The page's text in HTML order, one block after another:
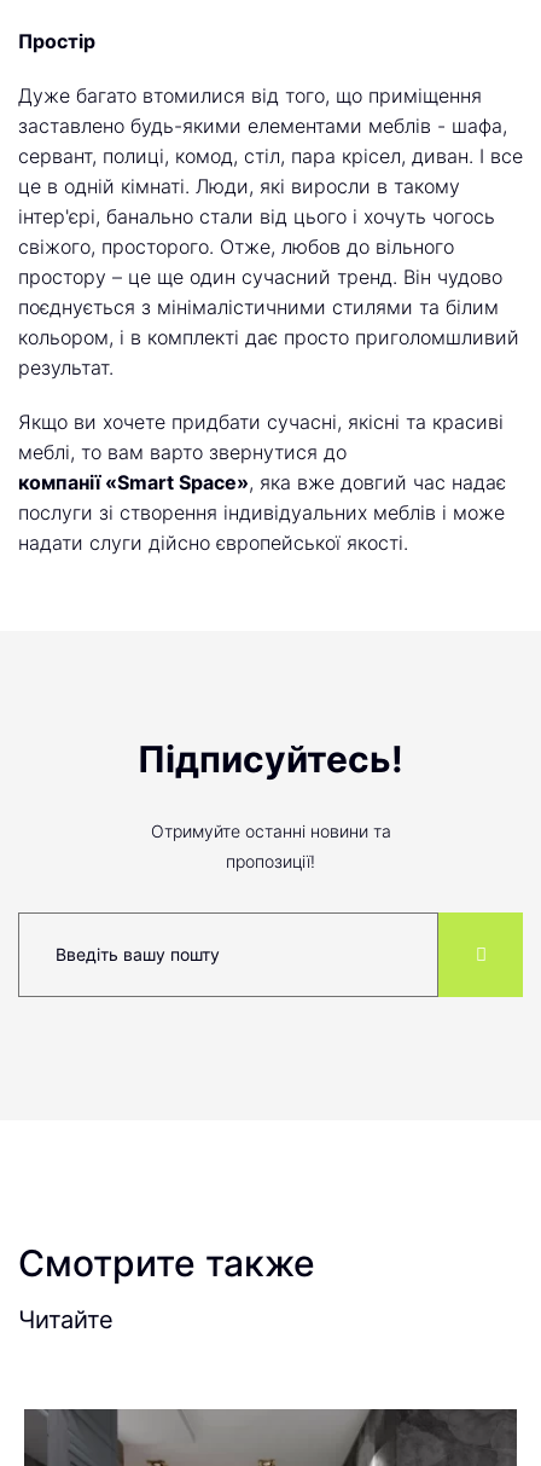
Простір
Дуже багато втомилися від того, що приміщення
заставлено будь-якими елементами меблів - шафа,
сервант, полиці, комод, стіл, пара крісел, диван. І все
це в одній кімнаті. Люди, які виросли в такому
інтер'єрі, банально стали від цього і хочуть чогось
свіжого, просторого. Отже, любов до вільного
простору – це ще один сучасний тренд. Він чудово
поєднується з мінімалістичними стилями та білим
кольором, і в комплекті дає просто приголомшливий
результат.
Якщо ви хочете придбати сучасні, якісні та красиві
меблі, то вам варто звернутися до
компанії «Smart Space», яка вже довгий час надає
послуги зі створення індивідуальних меблів і може
надати слуги дійсно європейської якості.
Підписуйтесь!
Отримуйте останні новини та
пропозиції!
Смотрите также
Читайте